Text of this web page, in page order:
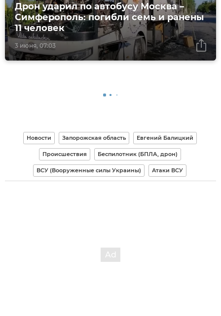
3 июня, 07:03
Дрон ударил по автобусу Москва –
Симферополь: погибли семь и ранены
11 человек
Новости Запорожская область Евгений Балицкий
Происшествия Беспилотник (БПЛА, дрон)
ВСУ (Вооруженные силы Украины) Атаки ВСУ